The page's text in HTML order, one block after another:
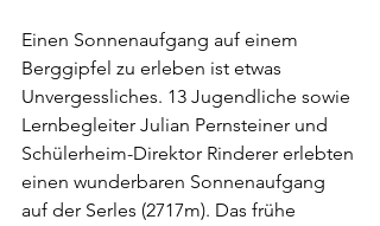
Einen Sonnenaufgang auf einem
Berggipfel zu erleben ist etwas
Unvergessliches. 13 Jugendliche sowie
Lernbegleiter Julian Pernsteiner und
Schülerheim-Direktor Rinderer erlebten
einen wunderbaren Sonnenaufgang
auf der Serles (2717m). Das frühe